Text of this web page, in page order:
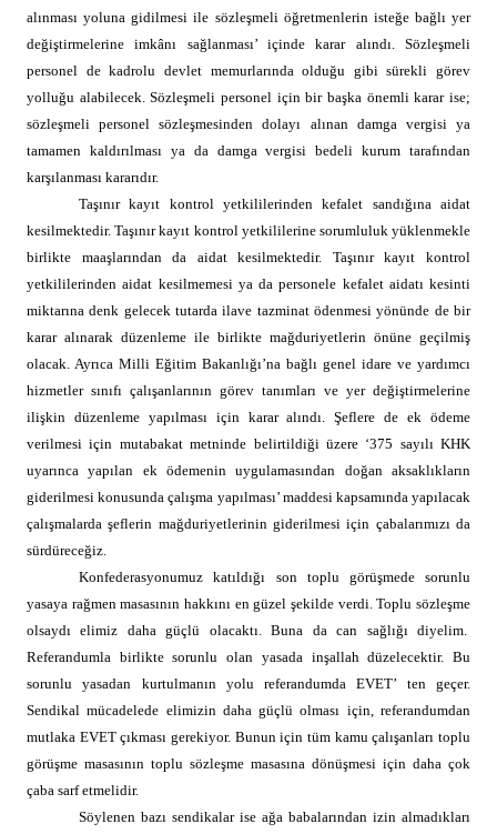
alınması yoluna gidilmesi ile sözleşmeli öğretmenlerin isteğe bağlı yer
değiştirmelerine imkânı sağlanması’ içinde karar alındı. Sözleşmeli
personel de kadrolu devlet memurlarında olduğu gibi sürekli görev
yolluğu alabilecek. Sözleşmeli personel için bir başka önemli karar ise;
sözleşmeli personel sözleşmesinden dolayı alınan damga vergisi ya
tamamen kaldırılması ya da damga vergisi bedeli kurum tarafından
karşılanması kararıdır.
Taşınır kayıt kontrol yetkililerinden kefalet sandığına aidat
kesilmektedir. Taşınır kayıt kontrol yetkililerine sorumluluk yüklenmekle
birlikte maaşlarından da aidat kesilmektedir. Taşınır kayıt kontrol
yetkililerinden aidat kesilmemesi ya da personele kefalet aidatı kesinti
miktarına denk gelecek tutarda ilave tazminat ödenmesi yönünde de bir
karar alınarak düzenleme ile birlikte mağduriyetlerin önüne geçilmiş
olacak. Ayrıca Milli Eğitim Bakanlığı’na bağlı genel idare ve yardımcı
hizmetler sınıfı çalışanlarının görev tanımları ve yer değiştirmelerine
ilişkin düzenleme yapılması için karar alındı. Şeflere de ek ödeme
verilmesi için mutabakat metninde belirtildiği üzere ‘375 sayılı KHK
uyarınca yapılan ek ödemenin uygulamasından doğan aksaklıkların
giderilmesi konusunda çalışma yapılması’ maddesi kapsamında yapılacak
çalışmalarda şeflerin mağduriyetlerinin giderilmesi için çabalarımızı da
sürdüreceğiz.
Konfederasyonumuz katıldığı son toplu görüşmede sorunlu
yasaya rağmen masasının hakkını en güzel şekilde verdi. Toplu sözleşme
olsaydı elimiz daha güçlü olacaktı. Buna da can sağlığı diyelim.
Referandumla birlikte sorunlu olan yasada inşallah düzelecektir. Bu
sorunlu yasadan kurtulmanın yolu referandumda EVET’ ten geçer.
Sendikal mücadelede elimizin daha güçlü olması için, referandumdan
mutlaka EVET çıkması gerekiyor. Bunun için tüm kamu çalışanları toplu
görüşme masasının toplu sözleşme masasına dönüşmesi için daha çok
çaba sarf etmelidir.
Söylenen bazı sendikalar ise ağa babalarından izin almadıkları